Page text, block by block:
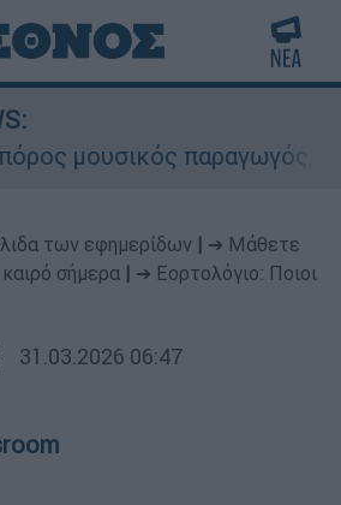
μουσικός παραγωγός,
των εφημερίδων
➔ Μάθετε
σήμερα
➔ Εορτολόγιο: Ποιοι
31.03.2026 06:47